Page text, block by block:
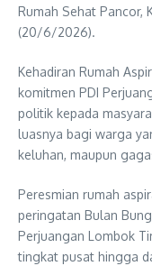
Rumah Sehat Pancor,
(20/6/2026).
Kehadiran Rumah
komitmen PDI
politik kepada
luasnya bagi warga
keluhan, maupun
Peresmian rumah
peringatan Bulan
Perjuangan Lombok
tingkat pusat hingga